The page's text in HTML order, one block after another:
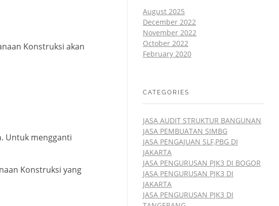
Konstruksi akan
Untuk mengganti
Konstruksi yang
August 2025
December 2022
November 2022
October 2022
February 2020
CATEGORIES
JASA AUDIT STRUKTUR BANGUNAN
JASA PEMBUATAN SIMBG
JASA PENGAJUAN SLF,PBG DI
JAKARTA
JASA PENGURUSAN PJK3 DI BOGOR
JASA PENGURUSAN PJK3 DI
JAKARTA
JASA PENGURUSAN PJK3 DI